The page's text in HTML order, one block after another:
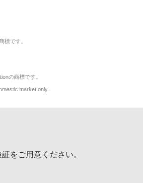
標です。
の商標です。
market only.
をご用意ください。